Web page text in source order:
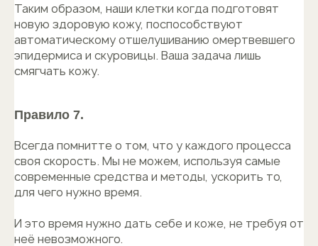
Таким образом, наши клетки когда подготовят
новую здоровую кожу, поспособствуют
автоматическому отшелушиванию омертвевшего
эпидермиса и скуровицы. Ваша задача лишь
смягчать кожу.
Правило 7.
Всегда помнитте о том, что у каждого процесса
своя скорость. Мы не можем, используя самые
современные средства и методы, ускорить то,
для чего нужно время.
И это время нужно дать себе и коже, не требуя от
неё невозможного.